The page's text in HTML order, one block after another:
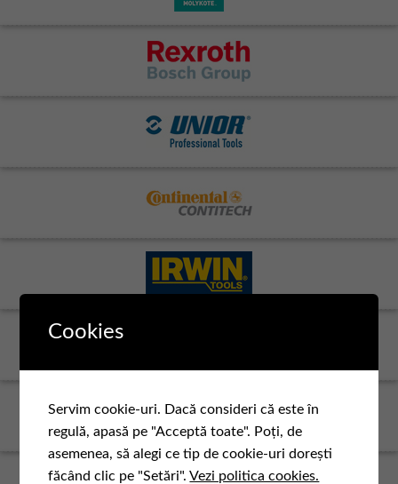
Cookies
Servim cookie-uri. Dacă consideri că este în
regulă, apasă pe "Acceptă toate". Poți, de
asemenea, să alegi ce tip de cookie-uri dorești
făcând clic pe "Setări".Vezi politica cookies.